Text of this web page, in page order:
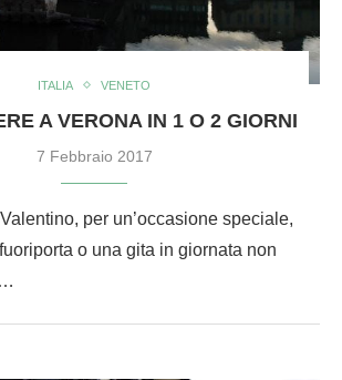
ITALIA VENETO
A VERONA IN 1 O 2 GIORNI
7 Febbraio 2017
per un’occasione speciale,
o una gita in giornata non